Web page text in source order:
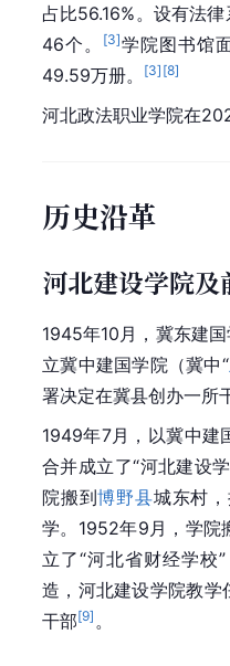
占比56.16%。设有法
46个。
[3]学院图书馆
49.59万册。
[3] [8]
河北政法职业学院在
历史沿革
河北建设学院
1945年10月，冀东建
立冀中建国学院（冀中“
署决定在冀县创办一所
1949年7月，以冀中建
合并成立了“河北建设
院搬到博野县城东村
学。1952年9月，学院
立了“河北省财经学校
造，河北建设学院教学
干部[9] 。